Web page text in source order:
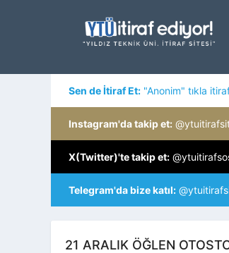
Sen de İtiraf Et: "Anonim" tıkla
Instagram'da takip et:
X(Twitter)'te takip et:
Telegram'da bize katıl:
21 ARALIK ÖĞLEN